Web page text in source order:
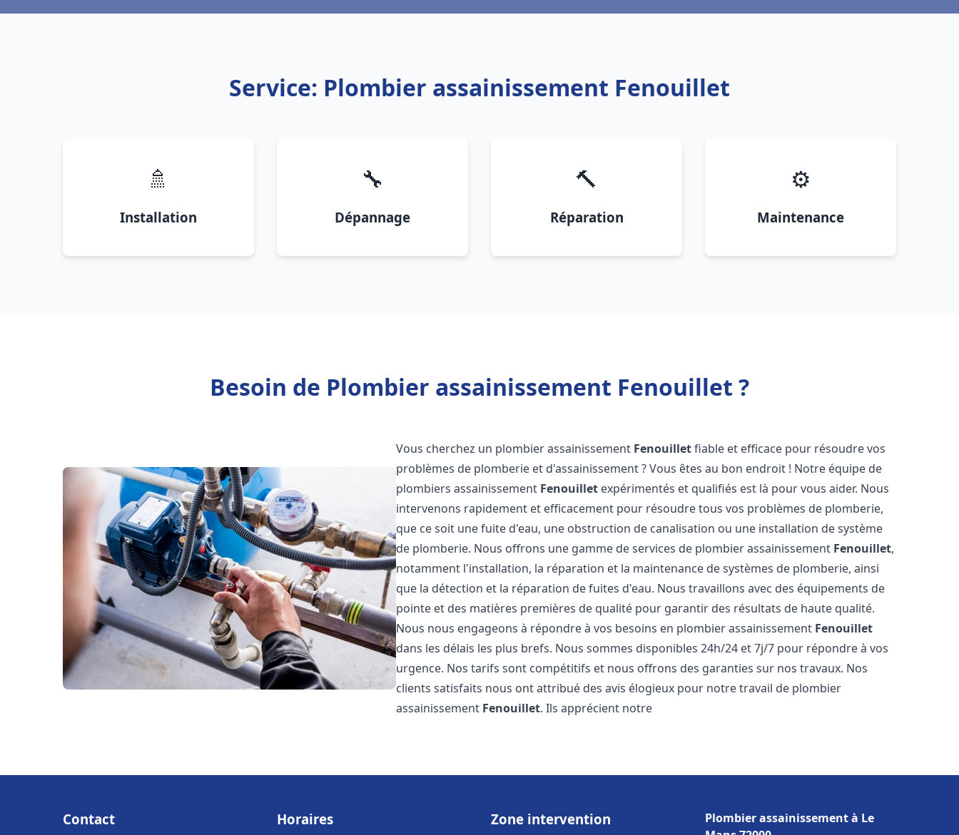
Service: Plombier assainissement Fenouillet
🚿
Installation
🔧
Dépannage
🔨
Réparation
⚙️
Maintenance
Besoin de Plombier assainissement Fenouillet ?
Vous cherchez un plombier assainissement Fenouilletfiable et efficace pour résoudre vos
problèmes de plomberie et d'assainissement ? Vous êtes au bon endroit ! Notre équipe de
plombiers assainissement Fenouillet expérimentés et qualifiés est là pour vous aider. Nous
intervenons rapidement et efficacement pour résoudre tous vos problèmes de plomberie,
que ce soit une fuite d'eau, une obstruction de canalisation ou une installation de système
de plomberie. Nous offrons une gamme de services de plombier assainissement Fenouillet,
notamment l'installation, la réparation et la maintenance de systèmes de plomberie, ainsi
que la détection et la réparation de fuites d'eau. Nous travaillons avec des équipements de
pointe et des matières premières de qualité pour garantir des résultats de haute qualité.
Nous nous engageons à répondre à vos besoins en plombier assainissement Fenouillet
dans les délais les plus brefs. Nous sommes disponibles 24h/24 et 7j/7 pour répondre à vos
urgence. Nos tarifs sont compétitifs et nous offrons des garanties sur nos travaux. Nos
clients satisfaits nous ont attribué des avis élogieux pour notre travail de plombier
assainissement Fenouillet. Ils apprécient notre
Contact Horaires Zone intervention
Plombier assainissement à Le